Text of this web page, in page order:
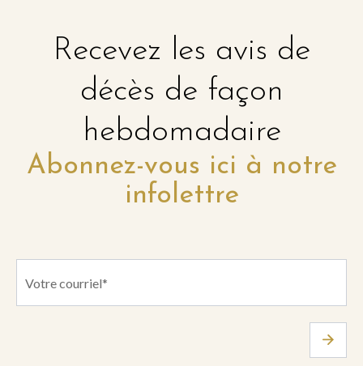
Recevez les avis de
décès de façon
hebdomadaire
Abonnez-vous ici à notre
infolettre